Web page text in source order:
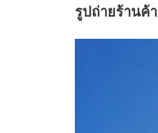
รูปถ่ายร้านค้า